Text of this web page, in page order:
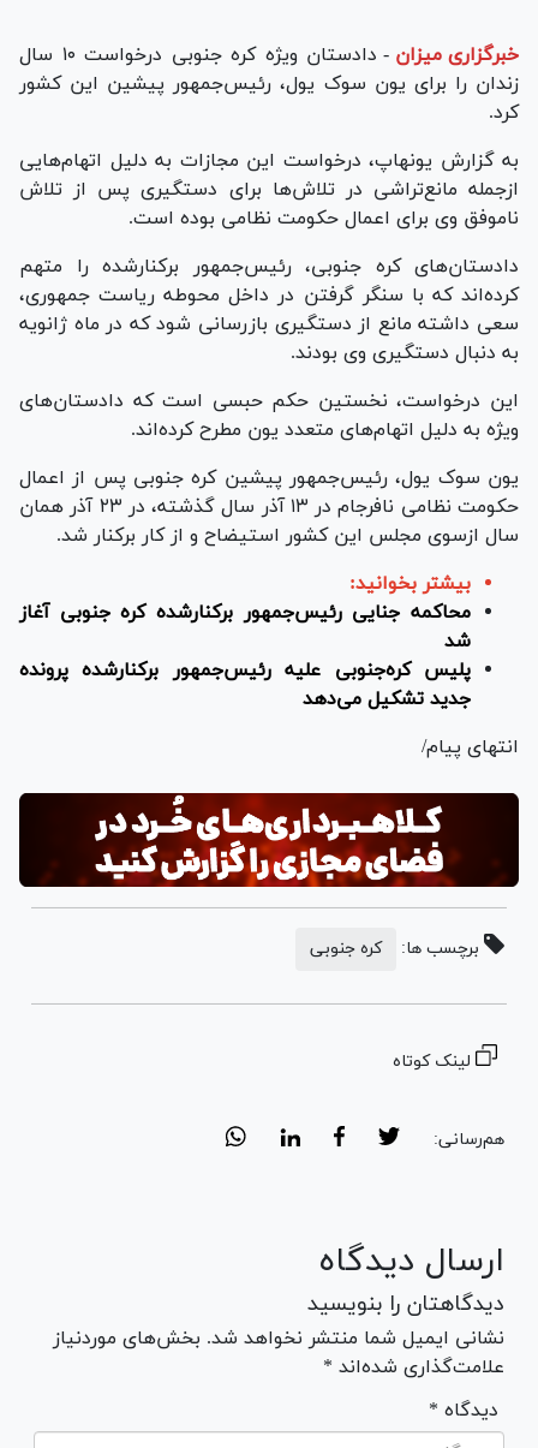
خبرگزاری میزان -
دادستان ویژه کره جنوبی درخواست ۱۰ سال
زندان را برای یون سوک یول، رئیس‌جمهور پیشین این کشور
کرد.
به گزارش یونهاپ، درخواست این مجازات به دلیل اتهام‌هایی
ازجمله مانع‌تراشی در تلاش‌ها برای دستگیری پس از تلاش
ناموفق وی برای اعمال حکومت نظامی بوده است.
دادستان‌های کره جنوبی، رئیس‌جمهور برکنارشده را متهم
کرده‌اند که با سنگر گرفتن در داخل محوطه ریاست جمهوری،
سعی داشته مانع از دستگیری بازرسانی شود که در ماه ژانویه
به دنبال دستگیری وی بودند.
این درخواست، نخستین حکم حبسی است که دادستان‌های
ویژه به دلیل اتهام‌های متعدد یون مطرح کرده‌اند.
یون سوک یول، رئیس‌جمهور پیشین کره جنوبی پس از اعمال
حکومت نظامی نافرجام در ۱۳ آذر سال گذشته، در ۲۳ آذر همان
سال ازسوی مجلس این کشور استیضاح و از کار برکنار شد.
بیشتر بخوانید:
محاکمه جنایی رئیس‌جمهور برکنارشده کره جنوبی آغاز
شد
پلیس کره‌جنوبی علیه رئیس‌جمهور برکنارشده پرونده
جدید تشکیل می‌دهد
انتهای پیام/
برچسب ها: کره جنوبی
لینک کوتاه
هم‌رسانی:
ارسال دیدگاه
دیدگاهتان را بنویسید
نشانی ایمیل شما منتشر نخواهد شد. بخش‌های موردنیاز
علامت‌گذاری شده‌اند *
* دیدگاه